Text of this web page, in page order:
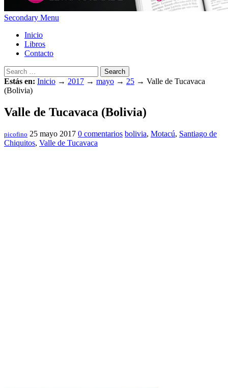
Secondary Menu
Inicio
Libros
Contacto
Search
Estás en: Inicio → 2017 → mayo → 25 → Valle de Tucavaca
(Bolivia)
Valle de Tucavaca (Bolivia)
picofino 25 mayo 2017 0 comentarios bolivia, Motacú, Santiago de
Chiquitos, Valle de Tucavaca